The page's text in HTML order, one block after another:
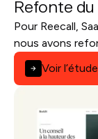
Refonte
Pour Reecall,
nous avons
conversion et
Voir